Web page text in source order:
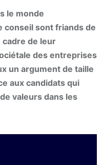
le monde
conseil sont friands de
de leur
des entreprises
un argument de taille
aux candidats qui
valeurs dans les